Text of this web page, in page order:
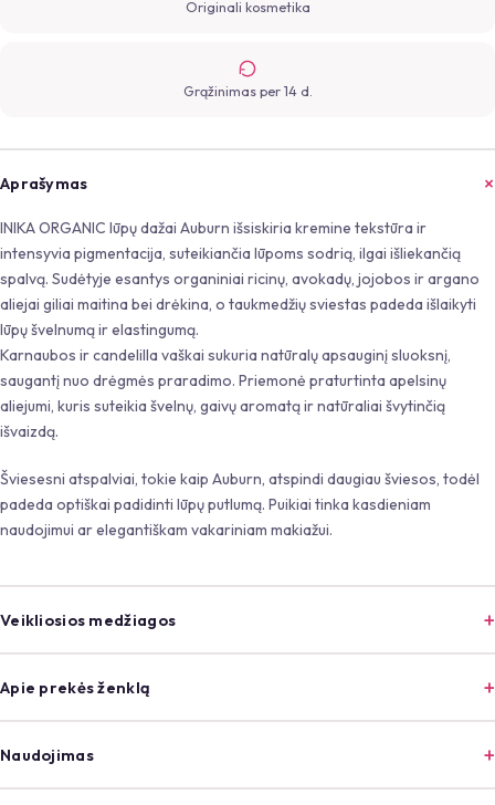
Originali kosmetika
Grąžinimas per 14 d.
Aprašymas
INIKA ORGANIC lūpų dažai Auburn išsiskiria kremine tekstūra ir
intensyvia pigmentacija, suteikiančia lūpoms sodrią, ilgai išliekančią
spalvą. Sudėtyje esantys organiniai ricinų, avokadų, jojobos ir argano
aliejai giliai maitina bei drėkina, o taukmedžių sviestas padeda išlaikyti
lūpų švelnumą ir elastingumą.
Karnaubos ir candelilla vaškai sukuria natūralų apsauginį sluoksnį,
saugantį nuo drėgmės praradimo. Priemonė praturtinta apelsinų
aliejumi, kuris suteikia švelnų, gaivų aromatą ir natūraliai švytinčią
išvaizdą.
Šviesesni atspalviai, tokie kaip Auburn, atspindi daugiau šviesos, todėl
padeda optiškai padidinti lūpų putlumą. Puikiai tinka kasdieniam
naudojimui ar elegantiškam vakariniam makiažui.
Veikliosios medžiagos
Apie prekės ženklą
Naudojimas